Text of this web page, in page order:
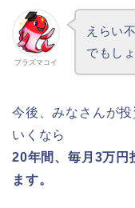
プラズマコイ
えらい
でもし
今後、みなさんが
いくなら
20年間、毎月3万円
ます。